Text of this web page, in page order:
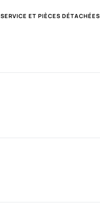
SERVICE ET PIÈCES DÉTACHÉES